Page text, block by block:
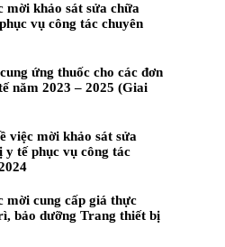
mời khảo sát sửa chữa
vụ công tác chuyên
ứng thuốc cho các đơn
năm 2023 – 2025 (Giai
việc mời khảo sát sửa
tế phục vụ công tác
mời cung cấp giá thực
bảo dưỡng Trang thiết bị